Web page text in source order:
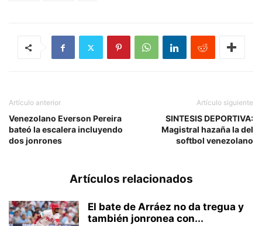
Artículo anterior
Venezolano Everson Pereira
bateó la escalera incluyendo
dos jonrones
Artículo siguiente
SINTESIS DEPORTIVA:
Magistral hazaña la del
softbol venezolano
Artículos relacionados
El bate de Arráez no da tregua y
también jonronea con...